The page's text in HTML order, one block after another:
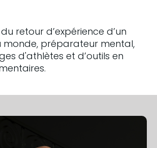
retour d’expérience d’un
préparateur mental,
d'athlètes et d’outils en